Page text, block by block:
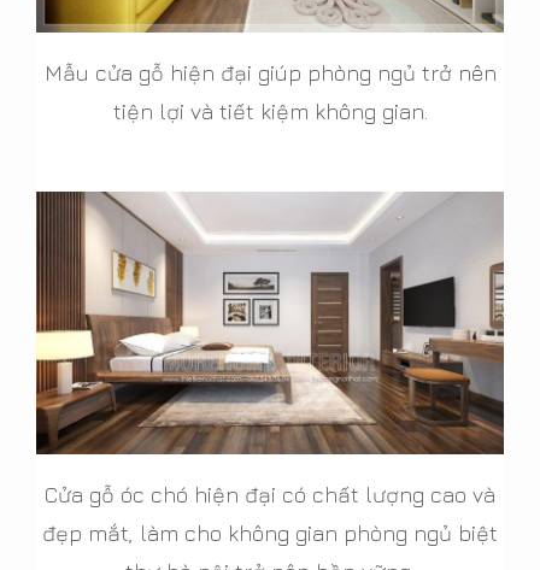
Mẫu cửa gỗ hiện đại giúp phòng ngủ trở nên
tiện lợi và tiết kiệm không gian.
Cửa gỗ óc chó hiện đại có chất lượng cao và
đẹp mắt, làm cho không gian phòng ngủ biệt